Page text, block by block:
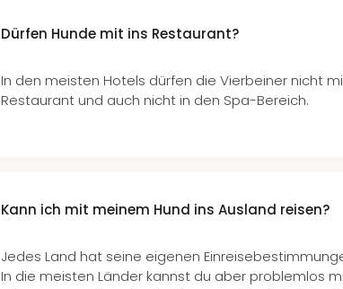
Dürfen Hunde mit ins Restaurant?
In den meisten Hotels dürfen die Vierbeiner nicht
Restaurant und auch nicht in den Spa-Bereich.
Kann ich mit meinem Hund ins Ausland reisen?
Jedes Land hat seine eigenen
In die meisten Länder kannst du aber problemlos